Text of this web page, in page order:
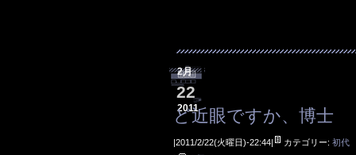
2月
22
2011
ど近眼ですか、博士
|2011/2/22(火曜日)-22:44| カテゴリー:初代